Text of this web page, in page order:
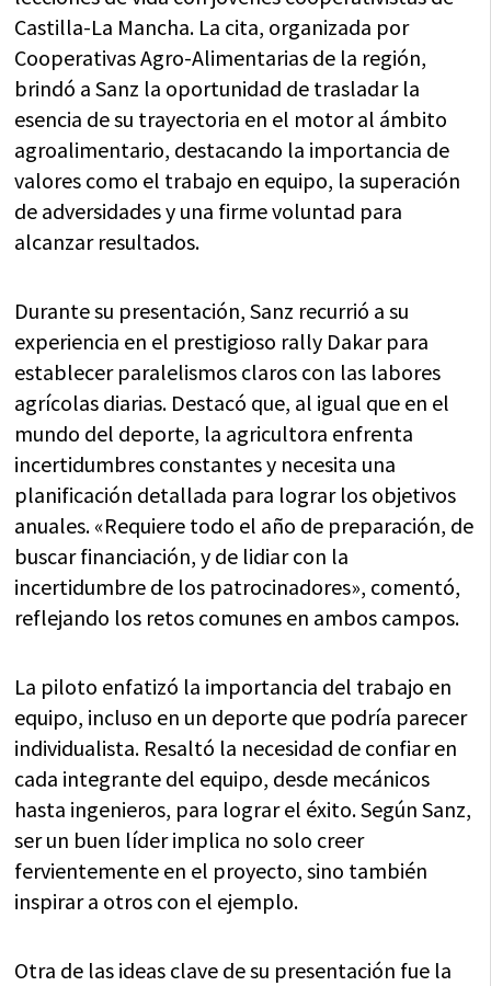
Castilla-La Mancha. La cita, organizada por
Cooperativas Agro-Alimentarias de la región,
brindó a Sanz la oportunidad de trasladar la
esencia de su trayectoria en el motor al ámbito
agroalimentario, destacando la importancia de
valores como el trabajo en equipo, la superación
de adversidades y una firme voluntad para
alcanzar resultados.
Durante su presentación, Sanz recurrió a su
experiencia en el prestigioso rally Dakar para
establecer paralelismos claros con las labores
agrícolas diarias. Destacó que, al igual que en el
mundo del deporte, la agricultora enfrenta
incertidumbres constantes y necesita una
planificación detallada para lograr los objetivos
anuales. «Requiere todo el año de preparación, de
buscar financiación, y de lidiar con la
incertidumbre de los patrocinadores», comentó,
reflejando los retos comunes en ambos campos.
La piloto enfatizó la importancia del trabajo en
equipo, incluso en un deporte que podría parecer
individualista. Resaltó la necesidad de confiar en
cada integrante del equipo, desde mecánicos
hasta ingenieros, para lograr el éxito. Según Sanz,
ser un buen líder implica no solo creer
fervientemente en el proyecto, sino también
inspirar a otros con el ejemplo.
Otra de las ideas clave de su presentación fue la